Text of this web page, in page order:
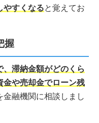
やすくなると覚えてお
握
滞納金額がどのくら
金や売却金でローン残
金融機関に相談しまし